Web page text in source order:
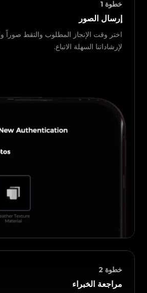
خطوة 1
إرسال الصور
اختر وقت الإنجاز المطلوب والتقط صوراً
لإرشاداتنا السهلة الاتباع.
خطوة 2
مراجعة الخبراء